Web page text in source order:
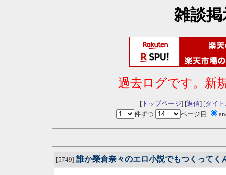
雑談
過去ログです。新
[トップページ] [返信] [タイ
件ずつ
ページ目
[5749] 誰か榮倉奈々のエロ小説でもつくってく